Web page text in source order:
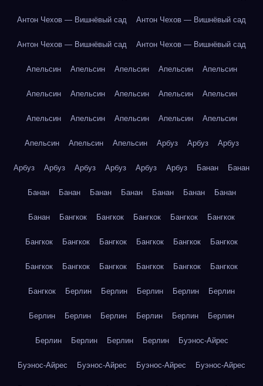
Антон Чехов — Вишнёвый сад Антон Чехов — Вишнёвый сад
Антон Чехов — Вишнёвый сад Антон Чехов — Вишнёвый сад
Апельсин Апельсин Апельсин Апельсин Апельсин
Апельсин Апельсин Апельсин Апельсин Апельсин
Апельсин Апельсин Апельсин Апельсин Апельсин
Апельсин Апельсин Апельсин Арбуз Арбуз Арбуз
Арбуз Арбуз Арбуз Арбуз Арбуз Арбуз Банан Банан
Банан Банан Банан Банан Банан Банан Банан
Банан Бангкок Бангкок Бангкок Бангкок Бангкок
Бангкок Бангкок Бангкок Бангкок Бангкок Бангкок
Бангкок Бангкок Бангкок Бангкок Бангкок Бангкок
Бангкок Берлин Берлин Берлин Берлин Берлин
Берлин Берлин Берлин Берлин Берлин Берлин
Берлин Берлин Берлин Берлин Буэнос-Айрес
Буэнос-Айрес Буэнос-Айрес Буэнос-Айрес Буэнос-Айрес